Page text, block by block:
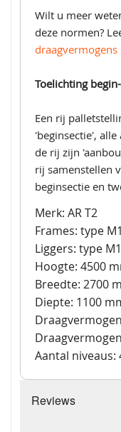
Wilt u meer
deze normen?
Toelichting
Een rij
'beginsectie',
de rij zijn
rij samenstellen
beginsectie en
Merk: AR T2
Frames: type
Liggers: type
Hoogte: 4500
Breedte: 2700
Diepte: 1100
Aantal niveaus:
Reviews